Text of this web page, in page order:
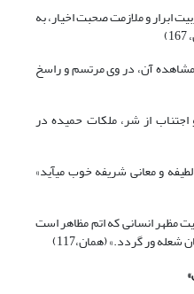
ابرار و ملازمت صحبت اخیار، به
آن، در وی مرتسم و راسخ
از شر، ملکات حمیده در
و معانی شریفه خوب می‏‏آید»
مظهر انسانی که اتم مظاهر است
ور گردد.» (همان،117)